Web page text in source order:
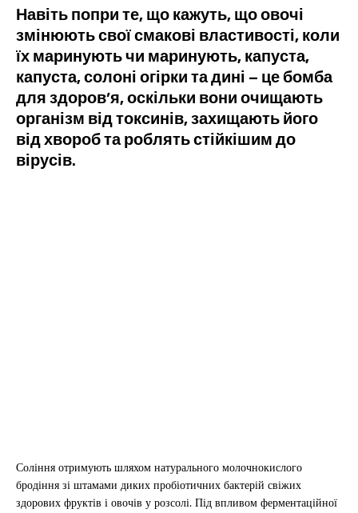
Навіть попри те, що кажуть, що овочі
змінюють свої смакові властивості, коли
їх маринують чи маринують, капуста,
капуста, солоні огірки та дині – це бомба
для здоров’я, оскільки вони очищають
організм від токсинів, захищають його
від хвороб та роблять стійкішим до
вірусів.
Соління отримують шляхом натурального молочнокислого
бродіння зі штамами диких пробіотичних бактерій свіжих
здорових фруктів і овочів у розсолі. Під впливом ферментаційної